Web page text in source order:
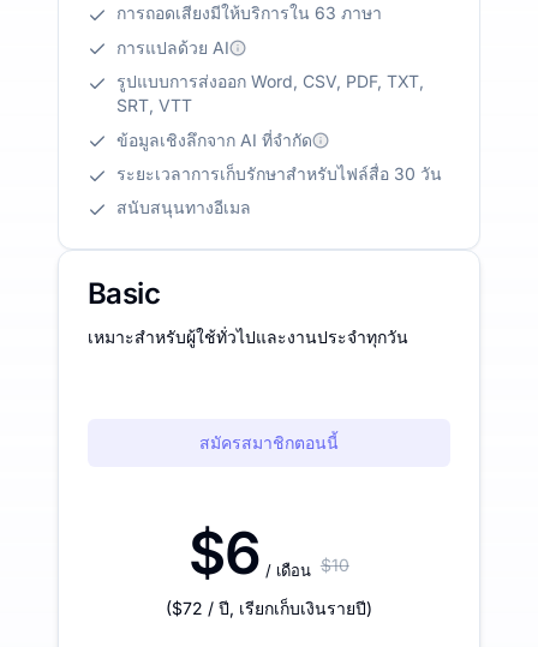
การถอดเสียงมีให้บริการใน 63 ภาษา
การแปลด้วย AI
รูปแบบการส่งออก Word, CSV, PDF, TXT,
SRT, VTT
ข้อมูลเชิงลึกจาก AI ที่จำกัด
ระยะเวลาการเก็บรักษาสำหรับไฟล์สื่อ 30 วัน
สนับสนุนทางอีเมล
Basic
เหมาะสำหรับผู้ใช้ทั่วไปและงานประจำทุกวัน
สมัครสมาชิกตอนนี้
$6 / เดือน $10
($72 / ปี, เรียกเก็บเงินรายปี)